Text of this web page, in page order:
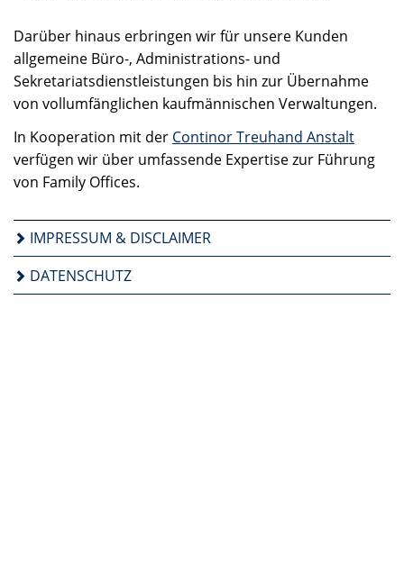
Darüber hinaus erbringen wir für unsere Kunden
allgemeine Büro-, Administrations- und
Sekretariatsdienstleistungen bis hin zur Übernahme
von vollumfänglichen kaufmännischen Verwaltungen.
In Kooperation mit der Continor Treuhand Anstalt
verfügen wir über umfassende Expertise zur Führung
von Family Offices.
IMPRESSUM & DISCLAIMER
DATENSCHUTZ